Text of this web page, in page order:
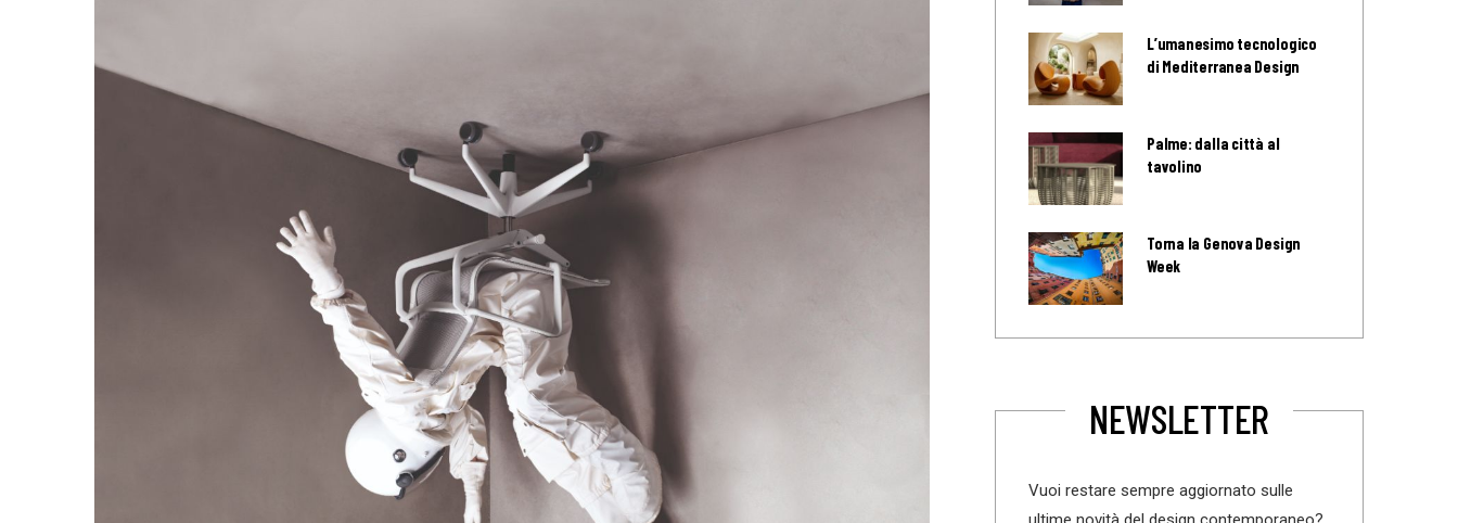
L’umanesimo tecnologico
di Mediterranea Design
Palme: dalla città al
tavolino
Torna la Genova Design
Week
NEWSLETTER
Vuoi restare sempre aggiornato sulle